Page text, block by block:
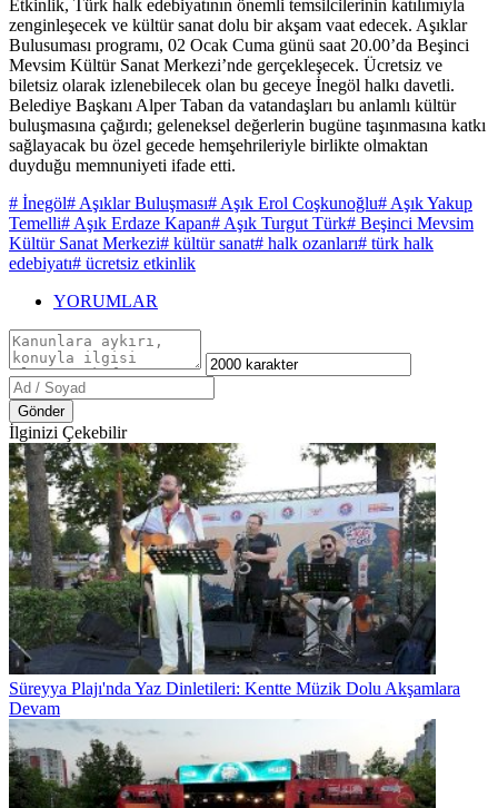
Etkinlik, Türk halk edebiyatının önemli temsilcilerinin katılımıyla
zenginleşecek ve kültür sanat dolu bir akşam vaat edecek. Aşıklar
Bulusuması programı, 02 Ocak Cuma günü saat 20.00’da Beşinci
Mevsim Kültür Sanat Merkezi’nde gerçekleşecek. Ücretsiz ve
biletsiz olarak izlenebilecek olan bu geceye İnegöl halkı davetli.
Belediye Başkanı Alper Taban da vatandaşları bu anlamlı kültür
buluşmasına çağırdı; geleneksel değerlerin bugüne taşınmasına katkı
sağlayacak bu özel gecede hemşehrileriyle birlikte olmaktan
duyduğu memnuniyeti ifade etti.
# İnegöl# Aşıklar Buluşması# Aşık Erol Coşkunoğlu# Aşık Yakup
Temelli# Aşık Erdaze Kapan# Aşık Turgut Türk# Beşinci Mevsim
Kültür Sanat Merkezi# kültür sanat# halk ozanları# türk halk
edebiyatı# ücretsiz etkinlik
YORUMLAR
Gönder
İlginizi Çekebilir
Süreyya Plajı'nda Yaz Dinletileri: Kentte Müzik Dolu Akşamlara
Devam